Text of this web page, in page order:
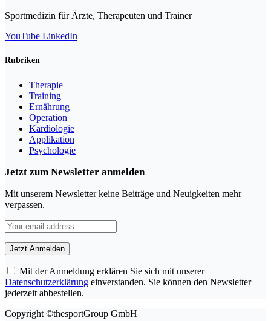
Sportmedizin für Ärzte, Therapeuten und Trainer
YouTube LinkedIn
Rubriken
Therapie
Training
Ernährung
Operation
Kardiologie
Applikation
Psychologie
Jetzt zum Newsletter anmelden
Mit unserem Newsletter keine Beiträge und Neuigkeiten mehr
verpassen.
Mit der Anmeldung erklären Sie sich mit unserer
Datenschutzerklärung einverstanden. Sie können den Newsletter
jederzeit abbestellen.
Copyright ©thesportGroup GmbH